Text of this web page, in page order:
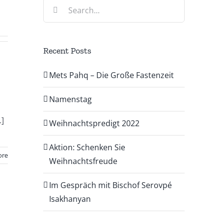
Search
Recent Posts
Mets Pahq – Die Große Fastenzeit
Namenstag
Weihnachtspredigt 2022
Aktion: Schenken Sie
Weihnachtsfreude
Im Gespräch mit Bischof Serovpé
Isakhanyan